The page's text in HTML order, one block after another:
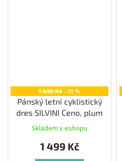
1 699 Kč –11 %
Pánský letní cyklistický
dres SILVINI Ceno, plum
Skladem v eshopu
1 499 Kč